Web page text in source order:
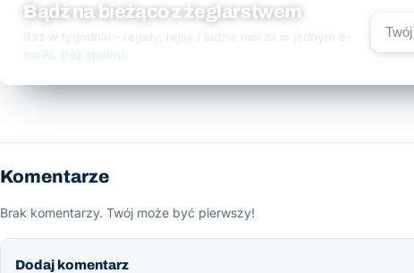
Bądź na bieżąco z żeglarstwem
Raz w tygodniu - regaty, rejsy i ludzie morza w jednym e-
mailu. Bez spamu.
Komentarze
Brak komentarzy. Twój może być pierwszy!
Dodaj komentarz